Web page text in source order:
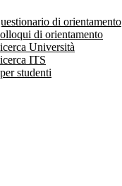
di orientamento
di orientamento
Università
ITS
studenti